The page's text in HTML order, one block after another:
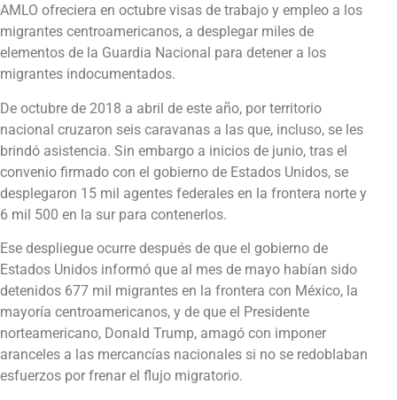
AMLO ofreciera en octubre visas de trabajo y empleo a los
migrantes centroamericanos, a desplegar miles de
elementos de la Guardia Nacional para detener a los
migrantes indocumentados.
De octubre de 2018 a abril de este año, por territorio
nacional cruzaron seis caravanas a las que, incluso, se les
brindó asistencia. Sin embargo a inicios de junio, tras el
convenio firmado con el gobierno de Estados Unidos, se
desplegaron 15 mil agentes federales en la frontera norte y
6 mil 500 en la sur para contenerlos.
Ese despliegue ocurre después de que el gobierno de
Estados Unidos informó que al mes de mayo habían sido
detenidos 677 mil migrantes en la frontera con México, la
mayoría centroamericanos, y de que el Presidente
norteamericano, Donald Trump, amagó con imponer
aranceles a las mercancías nacionales si no se redoblaban
esfuerzos por frenar el flujo migratorio.